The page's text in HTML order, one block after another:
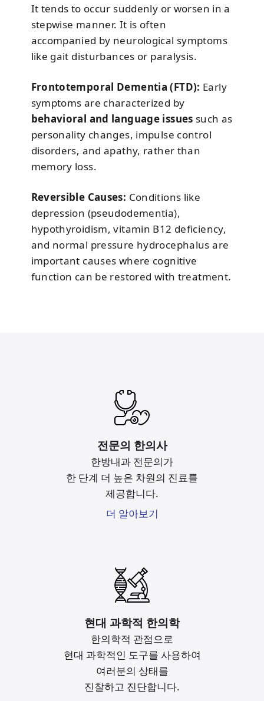
It tends to occur suddenly or worsen in a
stepwise manner. It is often
accompanied by neurological symptoms
like gait disturbances or paralysis.
Frontotemporal Dementia (FTD): Early
symptoms are characterized by
behavioral and language issues such as
personality changes, impulse control
disorders, and apathy, rather than
memory loss.
Reversible Causes: Conditions like
depression (pseudodementia),
hypothyroidism, vitamin B12 deficiency,
and normal pressure hydrocephalus are
important causes where cognitive
function can be restored with treatment.
전문의 한의사
한방내과 전문의가
한 단계 더 높은 차원의 진료를
제공합니다.
더 알아보기
현대 과학적 한의학
한의학적 관점으로
현대 과학적인 도구를 사용하여
여러분의 상태를
진찰하고 진단합니다.